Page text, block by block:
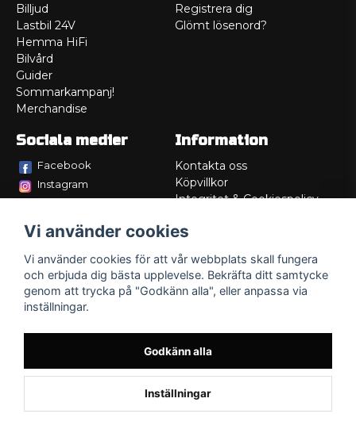
Billjud
Lastbil 24V
Hemma HiFi
Bilvård
Guider
Sommarkampanj!
Merchandise
Registrera dig
Glömt lösenord?
Sociala medier
Facebook
Instagram
Information
Kontakta oss
Köpvillkor
Integritet & Cookiespolicy
Service/Garanti
Lådritning
Om oss
Vi använder cookies
Vi använder cookies för att vår webbplats skall fungera
och erbjuda dig bästa upplevelse. Bekräfta ditt samtycke
genom att trycka på "Godkänn alla", eller anpassa via
inställningar.
Godkänn alla
Inställningar